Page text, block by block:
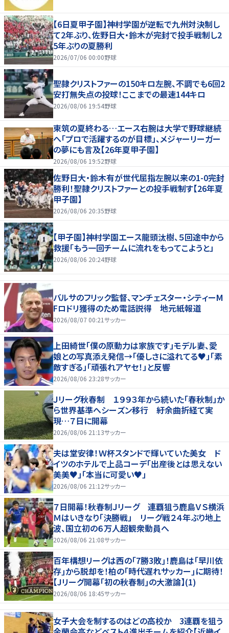
【6日夏甲子園】神村学園が逆転で九州対決制し
て2年ぶり、佐野日大・鈴木が完封で投手戦制し2
5年ぶりの夏勝利
2026/07/06 00:00野球
聖隷クリストファーの150キロ左腕、不調でも6回2
安打無失点の投球！ここまでの最速144キロ
2026/08/06 19:54野球
東筑の夏終わる…エース右腕は大学で野球継続
へ「プロで活躍するのが目標」、メジャーリーガー
の夢にも言及【26年夏甲子園】
2026/08/06 19:52野球
佐野日大・鈴木有が世代屈指左腕以来の1-0完封
勝利！聖隷クリストファーとの投手戦制す【26年夏
甲子園】
2026/08/06 20:35野球
【甲子園】神村学園エース龍頭汰樹、５回途中から
救援「もう一回チームに流れをもってこようと」
2026/08/06 20:24野球
バルサのフリック監督、マンチェスター・シティーM
Fロドリ獲得のため電話説得 地元紙報道
2026/08/07 00:21サッカー
上田綺世「僕の原動力は家族です」モデル妻、愛
娘との写真添え発信→「優しさに溢れてる♥」「素
敵すぎる」「頑張れアヤセ！」と反響
2026/08/06 23:28サッカー
Ｊリーグ秋春制 １９９３年から続いた「春秋制」か
ら世界基準へシーズン移行 紆余曲折経て実
現…７日に開幕
2026/08/06 21:13サッカー
夫は堂安律！Ｗ杯スタンドで輝いていた美女 ド
イツのホテルで上品コーデ「出産後とは思えない
美美♥」「本当に可愛い♥」
2026/08/06 21:12サッカー
７日開幕！秋春制Ｊリーグ 連覇狙う鹿島ＶＳ横浜
Ｍはいきなり「決勝戦」 リーグ戦２４年ぶり地上
波、国立初の６万人超観衆動員へ
2026/08/06 21:08サッカー
百年構想リーグは西の｢7勝3敗｣！鹿島は｢早川依
存｣から脱却を！柏の｢時代遅れサッカー｣に期待！
【Jリーグ開幕｢初の秋春制｣の大激論】(1)
2026/08/06 18:45サッカー
女子大会を制するのはどの高校か 3連覇を狙う